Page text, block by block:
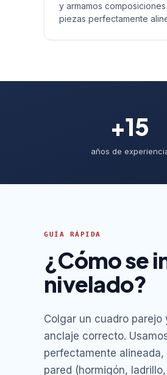
y armamos
piezas perfectamente
+15
años de
GUÍA RÁPIDA
¿Cómo se
nivelado?
Colgar un cuadro
anclaje correcto.
perfectamente
pared (hormigón,